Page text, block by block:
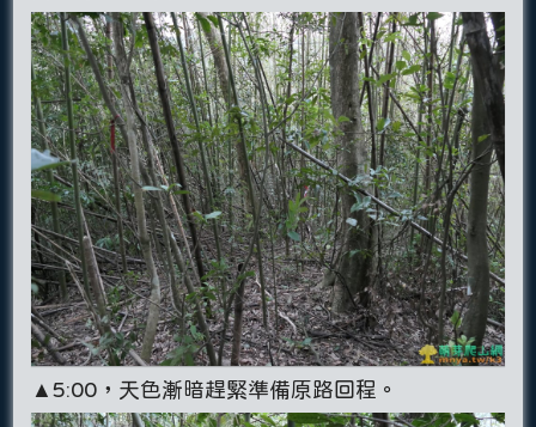
▲5:00，天色漸暗趕緊準備原路回程。